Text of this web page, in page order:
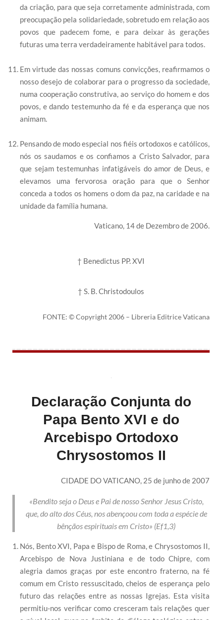
da criação, para que seja corretamente administrada, com
preocupação pela solidariedade, sobretudo em relação aos
povos que padecem fome, e para deixar às gerações
futuras uma terra verdadeiramente habitável para todos.
Em virtude das nossas comuns convicções, reafirmamos o
nosso desejo de colaborar para o progresso da sociedade,
numa cooperação construtiva, ao serviço do homem e dos
povos, e dando testemunho da fé e da esperança que nos
animam.
Pensando de modo especial nos fiéis ortodoxos e católicos,
nós os saudamos e os confiamos a Cristo Salvador, para
que sejam testemunhas infatigáveis do amor de Deus, e
elevamos uma fervorosa oração para que o Senhor
conceda a todos os homens o dom da paz, na caridade e na
unidade da família humana.
Vaticano, 14 de Dezembro de 2006.
† Benedictus PP. XVI
† S. B. Christodoulos
FONTE: © Copyright 2006 – Libreria Editrice Vaticana
Declaração Conjunta do
Papa Bento XVI e do
Arcebispo Ortodoxo
Chrysostomos II
CIDADE DO VATICANO, 25 de junho de 2007
«Bendito seja o Deus e Pai de nosso Senhor Jesus Cristo,
que, do alto dos Céus, nos abençoou com toda a espécie de
bênçãos espirituais em Cristo» (Ef1,3)
Nós, Bento XVI, Papa e Bispo de Roma, e Chrysostomos II,
Arcebispo de Nova Justiniana e de todo Chipre, com
alegria damos graças por este encontro fraterno, na fé
comum em Cristo ressuscitado, cheios de esperança pelo
futuro das relações entre as nossas Igrejas. Esta visita
permitiu-nos verificar como cresceram tais relações quer